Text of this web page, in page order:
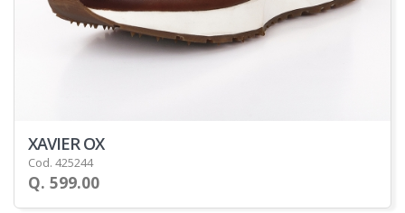
XAVIER OX
Cod. 425244
Q. 599.00